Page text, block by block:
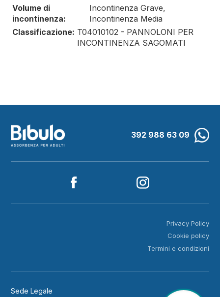
Volume di
incontinenza:
Incontinenza Grave,
Incontinenza Media
Classificazione: T04010102 - PANNOLONI PER
INCONTINENZA SAGOMATI
392 988 63 09
Privacy Policy
Cookie policy
Termini e condizioni
Sede Legale